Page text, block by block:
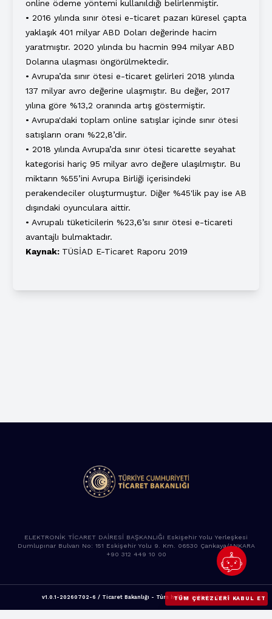
online ödeme yöntemi kullanıldığı belirlenmiştir.
• 2016 yılında sınır ötesi e-ticaret pazarı küresel çapta
yaklaşık 401 milyar ABD Doları değerinde hacim
yaratmıştır. 2020 yılında bu hacmin 994 milyar ABD
Dolarına ulaşması öngörülmektedir.
• Avrupa’da sınır ötesi e-ticaret gelirleri 2018 yılında
137 milyar avro değerine ulaşmıştır. Bu değer, 2017
yılına göre %13,2 oranında artış göstermiştir.
• Avrupa'daki toplam online satışlar içinde sınır ötesi
satışların oranı %22,8’dir.
• 2018 yılında Avrupa’da sınır ötesi ticarette seyahat
kategorisi hariç 95 milyar avro değere ulaşılmıştır. Bu
miktarın %55’ini Avrupa Birliği içerisindeki
perakendeciler oluşturmuştur. Diğer %45'lik pay ise AB
dışındaki oyunculara aittir.
• Avrupalı tüketicilerin %23,6’sı sınır ötesi e-ticareti
avantajlı bulmaktadır.
Kaynak: TÜSİAD E-Ticaret Raporu 2019
ELEKTRONİK TİCARET DAİRESİ BAŞKANLIĞI Eskişehir Yolu Yerleşkesi
Dumlupınar Bulvarı No: 151 Eskişehir Yolu 9. Km. 06530 Çankaya/ANKARA
+90 312 449 10 00
v1.0.1-20260702-6 / Ticaret Bakanlığı - Tüm hakları saklıdır. 2025
TÜM ÇEREZLERI KABUL ET